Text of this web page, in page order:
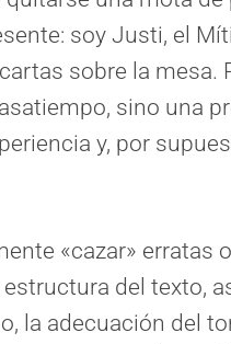
soy Justi, el
sobre la mesa.
sino una
y, por
«cazar» erratas
del texto,
la adecuación del